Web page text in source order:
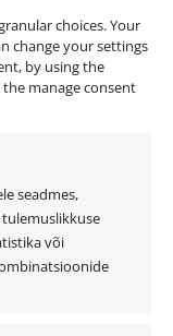
choices. Your
change your settings
by using the
manage consent
seadmes,
või